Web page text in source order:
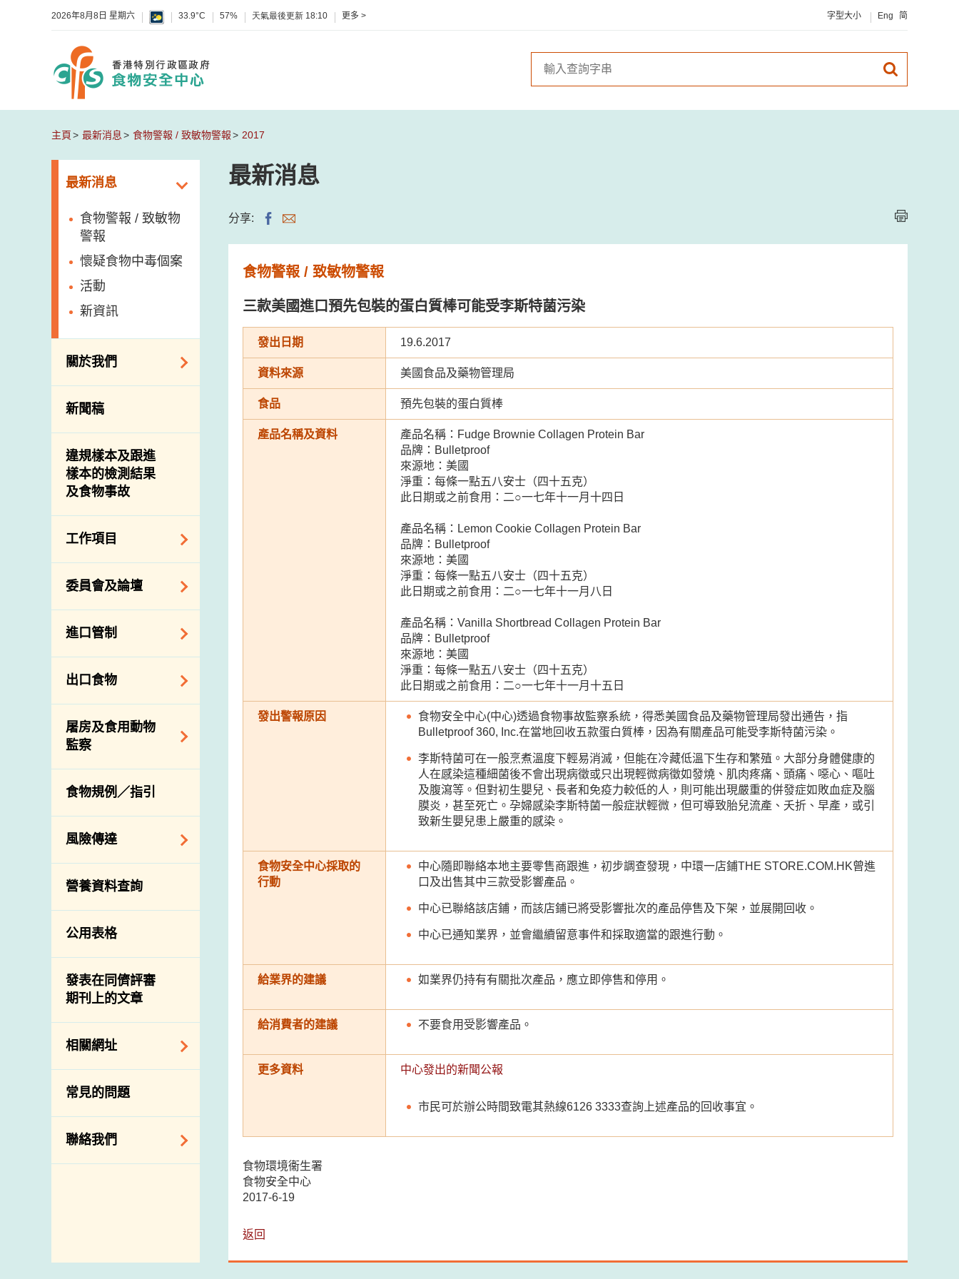
2026年8月8日 星期六 33.9°C 57% 天氣最後更新 18:10 更多 > 字型大小 Eng 简
主頁 最新消息 食物警報 / 致敏物警報 2017
最新消息
食物警報 / 致敏物
警報
懷疑食物中毒個案
活動
新資訊
關於我們
組織結構
介紹短片
新聞稿
違規樣本及跟進
樣本的檢測結果
及食物事故
工作項目
降低膳食中的鈉和
糖
食物安全重點控制
系統
基因改造食物
資料
食物安全之風險評
估
食物事故應變及管
理
食物消費量調查
總膳食研究
有機食物
高風險食物
抗菌素耐藥性
委員會及論壇
食物安全專家委員
會
消費者聯繫小組
進口管制
食物進口商和食物
分銷商登記制度
絡內地有關當局
進口食物管制
口檢驗
出口食物
出口驗證
出口食物往內地
出口商及業界的消
息
屠房及食用動物
監察
規管農業化學物及
獸醫藥物在食用動
物上的使用
屠房及疾病監測
宰前檢驗
宰後檢驗
結果
屠房及肉類檢驗
食物規例／指引
風險傳達
主題項目
項目及活動
資訊平台
下載
公開比賽
營養資料查詢
公用表格
發表在同儕評審
期刊上的文章
相關網址
相關政府部門／機
構
常見的問題
聯絡我們
最新消息
分享:
食物警報 / 致敏物警報
三款美國進口預先包裝的蛋白質棒可能受李斯特菌污染
發出日期 19.6.2017
資料來源 美國食品及藥物管理局
食品 預先包裝的蛋白質棒
產品名稱及資料
產品名稱：Fudge Brownie Collagen Protein Bar
品牌：Bulletproof
來源地：美國
淨重：每條一點五八安士（四十五克）
此日期或之前食用：二○一七年十一月十四日
產品名稱：Lemon Cookie Collagen Protein Bar
品牌：Bulletproof
來源地：美國
淨重：每條一點五八安士（四十五克）
此日期或之前食用：二○一七年十一月八日
產品名稱：Vanilla Shortbread Collagen Protein Bar
品牌：Bulletproof
來源地：美國
淨重：每條一點五八安士（四十五克）
此日期或之前食用：二○一七年十一月十五日
發出警報原因
食物安全中心(中心)透過食物事故監察系統，得悉美國食品及藥物管理局發出通告，指
Bulletproof 360, Inc.在當地回收五款蛋白質棒，因為有關產品可能受李斯特菌污染。
李斯特菌可在一般烹煮溫度下輕易消滅，但能在冷藏低溫下生存和繁殖。大部分身體健康的
人在感染這種細菌後不會出現病徵或只出現輕微病徵如發燒、肌肉疼痛、頭痛、噁心、嘔吐
及腹瀉等。但對初生嬰兒、長者和免疫力較低的人，則可能出現嚴重的併發症如敗血症及腦
膜炎，甚至死亡。孕婦感染李斯特菌一般症狀輕微，但可導致胎兒流產、夭折、早產，或引
致新生嬰兒患上嚴重的感染。
食物安全中心採取的
行動
中心隨即聯絡本地主要零售商跟進，初步調查發現，中環一店鋪THE STORE.COM.HK曾進
口及出售其中三款受影響產品。
中心已聯絡該店鋪，而該店鋪已將受影響批次的產品停售及下架，並展開回收。
中心已通知業界，並會繼續留意事件和採取適當的跟進行動。
給業界的建議 如業界仍持有有關批次產品，應立即停售和停用。
給消費者的建議 不要食用受影響產品。
更多資料 中心發出的新聞公報
市民可於辦公時間致電其熱線6126 3333查詢上述產品的回收事宜。
食物環境衞生署
食物安全中心
2017-6-19
返回